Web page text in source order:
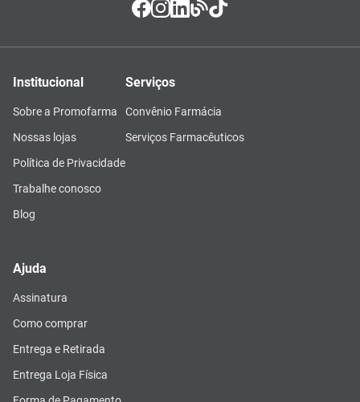
Institucional
Sobre a Promofarma
Nossas lojas
Política de Privacidade
Trabalhe conosco
Blog
Serviços
Convênio Farmácia
Serviços Farmacêuticos
Ajuda
Assinatura
Como comprar
Entrega e Retirada
Entrega Loja Física